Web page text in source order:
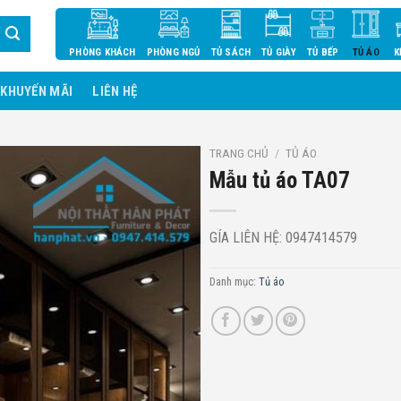
PHÒNG KHÁCH PHÒNG NGỦ TỦ SÁCH TỦ GIÀY TỦ BẾP TỦ ÁO
KHUYẾN MÃI LIÊN HỆ
TRANG CHỦ / TỦ ÁO
Mẫu tủ áo TA07
GÍA LIÊN HỆ: 0947414579
Danh mục: Tủ áo